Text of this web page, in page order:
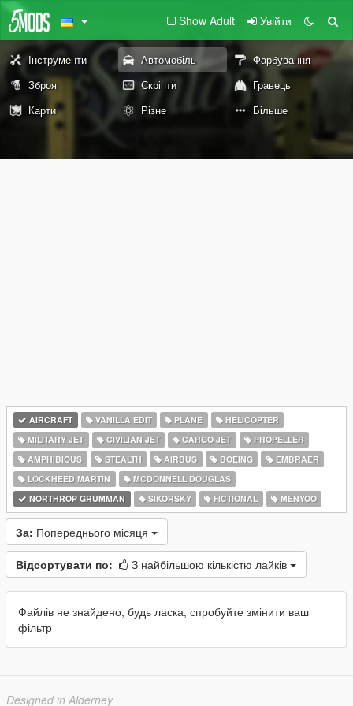
Show Adult Увійти
Інструменти Автомобіль
Фарбування
Зброя
Скріпти
Гравець
Карти
Різне Більше
AIRCRAFT VANILLA EDIT PLANE
HELICOPTER
MILITARY JET
CIVILIAN JET CARGO JET
PROPELLER
AMPHIBIOUS
STEALTH AIRBUS BOEING
EMBRAER
LOCKHEED MARTIN
MCDONNELL DOUGLAS
NORTHROP GRUMMAN
SIKORSKY FICTIONAL MENYOO
За: Попереднього місяця
Відсортувати по: З найбільшою кількістю лайків
Файлів не знайдено, будь ласка, спробуйте змінити ваш
фільтр
Designed in Alderney